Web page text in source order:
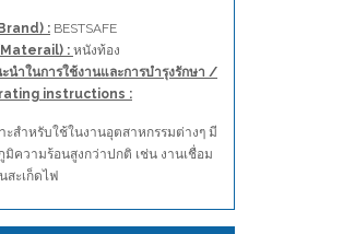
: BESTSAFE
: หนังท้อง
นำในการใช้งานและการบำรุงรักษา /
instructions :
ะสำหรับใช้ในงานอุตสาหกรรมต่างๆ มี
ความร้อนสูงกว่าปกติ เช่น งานเชื่อม
สะเก็ดไฟ